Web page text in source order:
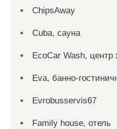
ChipsAway
Cuba, сауна
EcoCar Wash, центр
Eva, банно-
Evrobusservis67
Family house, отель